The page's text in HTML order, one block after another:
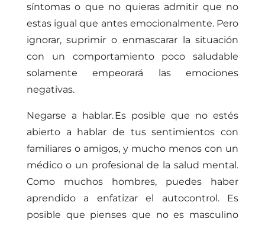
síntomas o que no quieras admitir que no
estas igual que antes emocionalmente. Pero
ignorar, suprimir o enmascarar la situación
con un comportamiento poco saludable
solamente empeorará las emociones
negativas.
Negarse a hablar.Es posible que no estés
abierto a hablar de tus sentimientos con
familiares o amigos, y mucho menos con un
médico o un profesional de la salud mental.
Como muchos hombres, puedes haber
aprendido a enfatizar el autocontrol. Es
posible que pienses que no es masculino